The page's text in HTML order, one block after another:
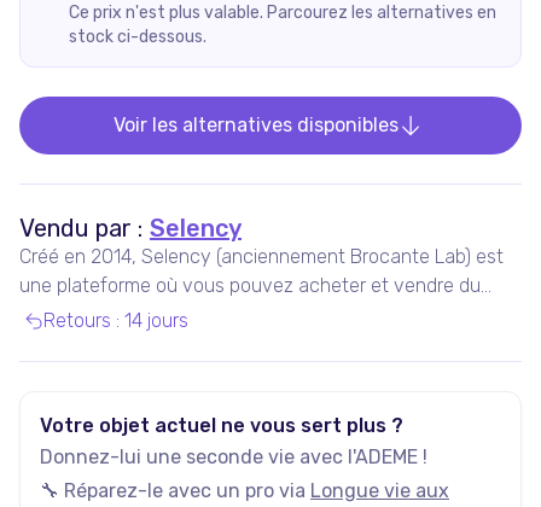
Ce prix n'est plus valable. Parcourez les alternatives en
stock ci-dessous.
Voir les alternatives disponibles
Vendu par : Selency
Créé en 2014, Selency (anciennement Brocante Lab) est
une plateforme où vous pouvez acheter et vendre du
mobilier et des décorations uniques de seconde main,
Retours : 14 jours
Votre objet actuel ne vous sert plus ?
Donnez-lui une seconde vie avec l'ADEME !
🔧 Réparez-le avec un pro via Longue vie aux